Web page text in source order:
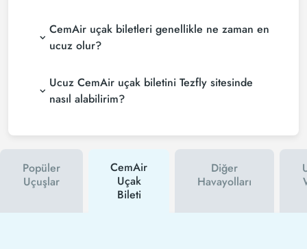
CemAir uçak biletleri genellikle ne zaman en
ucuz olur?
Ucuz CemAir uçak biletini Tezfly sitesinde
nasıl alabilirim?
Popüler
Uçuşlar
CemAir
Uçak
Bileti
Diğer
Havayolları